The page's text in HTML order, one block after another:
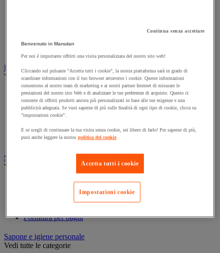
Spazzatrice
Prodotti per la pulizia
Vedi tutte le categorie
Deodorante
Detergenti per pavimenti e superfici varie
Detersivi e prodotti per biancheria
Prodotti per stoviglie
Prodotto di manutenzione per sanitari
Sanitari, doccia e bagno
Vedi tutte le categorie
Accessori per docce
Attrezzature da bagno
Fornitura per bagni
Sapone e igiene personale
Vedi tutte le categorie
Continua senza accettare
Benvenuto in Manutan
Per noi è importante offrirti una visita personalizzata del nostro sito web!
Cliccando sul pulsante "Accetta tutti i cookie", la nostra piattaforma sarà in grado di
scambiare informazioni con il tuo browser attraverso i cookie. Queste informazioni
consentono al nostro team di marketing e ai nostri partner Internet di misurare le
prestazioni del nostro sito Web e di analizzare le tue preferenze di acquisto. Questo ci
consente di offrirti prodotti ancora più personalizzati in base alle tue esigenze e una
pubblicità adeguata. Se vuoi saperne di più sulle finalità di ogni tipo di cookie, clicca su
"impostazioni cookie".
E se scegli di continuare la tua visita senza cookie, sei libero di farlo! Per saperne di più,
puoi anche leggere la nostra politica dei cookie
Accetta tutti i cookie
Impostazioni cookie